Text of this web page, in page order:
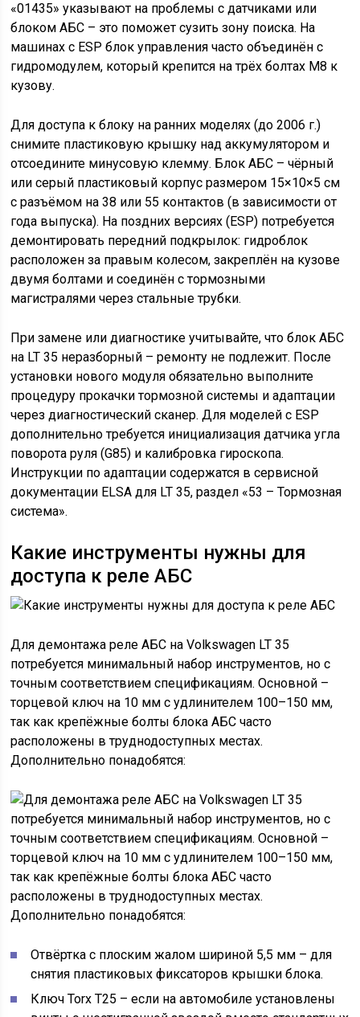
«01435» указывают на проблемы с датчиками или
блоком АБС – это поможет сузить зону поиска. На
машинах с ESP блок управления часто объединён с
гидромодулем, который крепится на трёх болтах М8 к
кузову.
Для доступа к блоку на ранних моделях (до 2006 г.)
снимите пластиковую крышку над аккумулятором и
отсоедините минусовую клемму. Блок АБС – чёрный
или серый пластиковый корпус размером 15×10×5 см
с разъёмом на 38 или 55 контактов (в зависимости от
года выпуска). На поздних версиях (ESP) потребуется
демонтировать передний подкрылок: гидроблок
расположен за правым колесом, закреплён на кузове
двумя болтами и соединён с тормозными
магистралями через стальные трубки.
При замене или диагностике учитывайте, что блок АБС
на LT 35 неразборный – ремонту не подлежит. После
установки нового модуля обязательно выполните
процедуру прокачки тормозной системы и адаптации
через диагностический сканер. Для моделей с ESP
дополнительно требуется инициализация датчика угла
поворота руля (G85) и калибровка гироскопа.
Инструкции по адаптации содержатся в сервисной
документации ELSA для LT 35, раздел «53 – Тормозная
система».
Какие инструменты нужны для
доступа к реле АБС
Для демонтажа реле АБС на Volkswagen LT 35
потребуется минимальный набор инструментов, но с
точным соответствием спецификациям. Основной –
торцевой ключ на 10 мм с удлинителем 100–150 мм,
так как крепёжные болты блока АБС часто
расположены в труднодоступных местах.
Дополнительно понадобятся:
Отвёртка с плоским жалом шириной 5,5 мм – для
снятия пластиковых фиксаторов крышки блока.
Ключ Torx T25 – если на автомобиле установлены